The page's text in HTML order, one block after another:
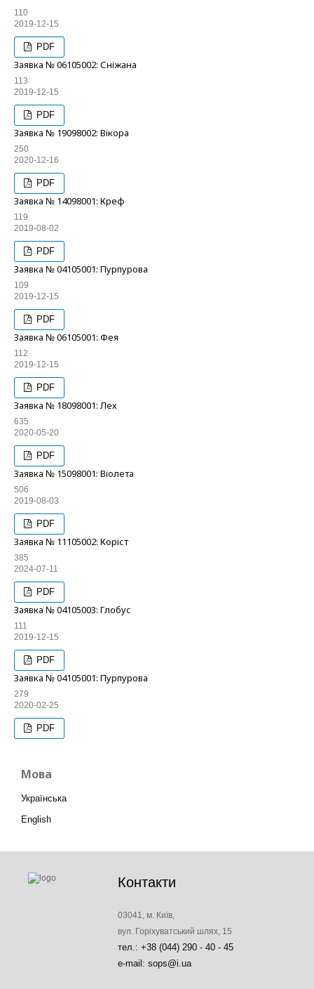
110
2019-12-15
PDF
Заявка № 06105002: Сніжана
113
2019-12-15
PDF
Заявка № 19098002: Вікора
250
2020-12-16
PDF
Заявка № 14098001: Креф
119
2019-08-02
PDF
Заявка № 04105001: Пурпурова
109
2019-12-15
PDF
Заявка № 06105001: Фея
112
2019-12-15
PDF
Заявка № 18098001: Лех
635
2020-05-20
PDF
Заявка № 15098001: Віолета
506
2019-08-03
PDF
Заявка № 11105002: Коріст
385
2024-07-11
PDF
Заявка № 04105003: Глобус
111
2019-12-15
PDF
Заявка № 04105001: Пурпурова
279
2020-02-25
PDF
Мова
Українська
English
Контакти
03041, м. Київ,
вул. Горіхуватський шлях, 15
тел.: +38 (044) 290 - 40 - 45
e-mail: sops@i.ua